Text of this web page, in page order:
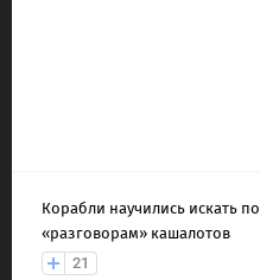
Корабли научились искать по
«разговорам» кашалотов
21